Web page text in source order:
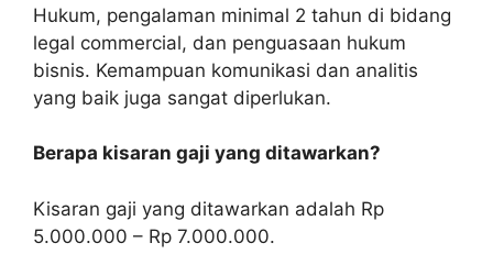
Hukum, pengalaman minimal 2 tahun di bidang
legal commercial, dan penguasaan hukum
bisnis. Kemampuan komunikasi dan analitis
yang baik juga sangat diperlukan.
Berapa kisaran gaji yang ditawarkan?
Kisaran gaji yang ditawarkan adalah Rp
5.000.000 – Rp 7.000.000.